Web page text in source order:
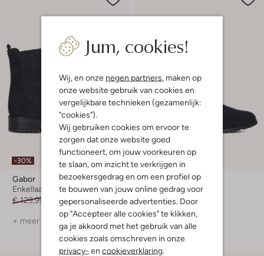
Jum, cookies!
Wij, en onze negen partners, maken op
onze website gebruik van cookies en
vergelijkbare technieken (gezamenlijk:
"cookies").
Wij gebruiken cookies om ervoor te
zorgen dat onze website goed
functioneert, om jouw voorkeuren op
te slaan, om inzicht te verkrijgen in
bezoekersgedrag en om een profiel op
te bouwen van jouw online gedrag voor
gepersonaliseerde advertenties. Door
op "Accepteer alle cookies" te klikken,
ga je akkoord met het gebruik van alle
cookies zoals omschreven in onze
privacy- en cookieverklaring.
-30%
Gabor
Enkellaarsjes
€ 129,99
€ 90,99
+ meer kleuren
-30%
Hassia
Enkellaarsjes
€ 199,99
€ 139,99
+ meer kleuren